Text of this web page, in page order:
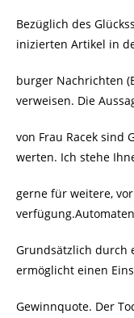
Bezüglich des
inizierten Artikel in
burger Nachrichten
verweisen. Die
von Frau Racek sind
werten. Ich stehe
gerne für weitere,
Grundsätzlich durch
ermöglicht einen
Gewinnquote. Der